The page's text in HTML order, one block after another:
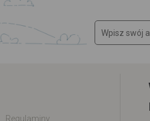
Regulaminy